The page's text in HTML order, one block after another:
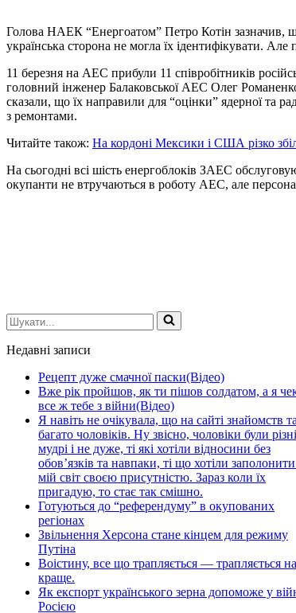
Голова НАЕК “Енергоатом” Петро Котін зазначив,
українська сторона не могла їх ідентифікувати.
11 березня на АЕС прибули 11 співробітників
головний інженер Балаковської АЕС Олег
сказали, що їх направили для “оцінки” ядерної та
з ремонтами.
Читайте також: На кордоні Мексики і США різко
На сьогодні всі шість енергоблоків ЗАЕС
окупанти не втручаються в роботу АЕС, але
Шукати...
Недавні записи
Рецепт дуже смачної паски(Відео)
Вже рік пройшов, як ти пішов солдатом, а я
все ж тебе з війни(Відео)
Я навіть не очікувала, що на сайті знайомств
багато чоловіків. Ну звісно, чоловіки були
мудрі і не дуже, ті які хотіли відносини без
обов’язків та навпаки, ті що хотіли
мій світ своєю присутністю. Зараз коли їх
пригадую, то стає так смішно.
Готуються до “референдуму” в окупованих
регіонах
Звільнення Херсона стане кінцем для режиму
Путіна
Воістину, все що трапляється — трапляється на
краще.
Як експорт українського зерна допоможе у
Росією